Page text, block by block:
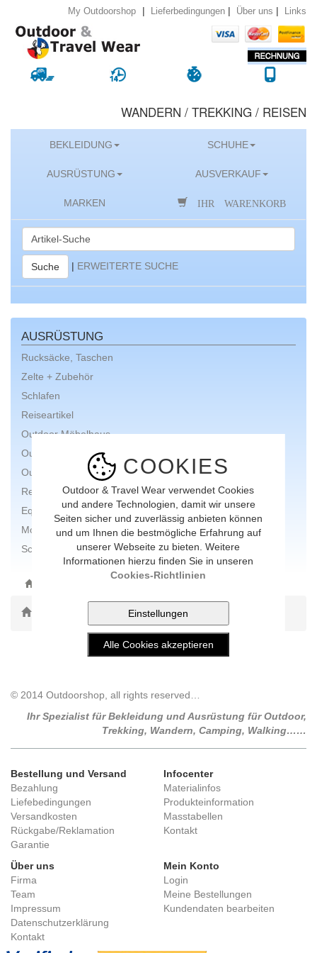
COOKIES
Outdoor & Travel Wear verwendet Cookies
und andere Technologien, damit wir unsere
Seiten sicher und zuverlässig anbieten können
und um Ihnen die bestmögliche Erfahrung auf
unserer Webseite zu bieten. Weitere
Informationen hierzu finden Sie in unseren
Cookies-Richtlinien
My Outdoorshop | Lieferbedingungen | Über uns | Links
WANDERN / TREKKING / REISEN
BEKLEIDUNG SCHUHE
AUSRÜSTUNG AUSVERKAUF
MARKEN IHR WARENKORB
Suche | ERWEITERTE SUCHE
AUSRÜSTUNG
Rucksäcke, Taschen
Zelte + Zubehör
Schlafen
Reiseartikel
Outdoor Möbelhaus
Outdoor Küche
Outdoor Badezimmer
Reinigen, Pflegen und Reparieren
Equipment
Moskitonetze, Insektenschutz
Schneeschuhe
alle Marken anzeigen Toggle Dropdown
© 2014 Outdoorshop, all rights reserved…
Ihr Spezialist für Bekleidung und Ausrüstung für Outdoor,
Trekking, Wandern, Camping, Walking……
Bestellung und Versand
Bezahlung
Liefebedingungen
Versandkosten
Rückgabe/Reklamation
Garantie
Infocenter
Materialinfos
Produkteinformation
Masstabellen
Kontakt
Über uns
Firma
Team
Impressum
Datenschutzerklärung
Kontakt
Mein Konto
Login
Meine Bestellungen
Kundendaten bearbeiten